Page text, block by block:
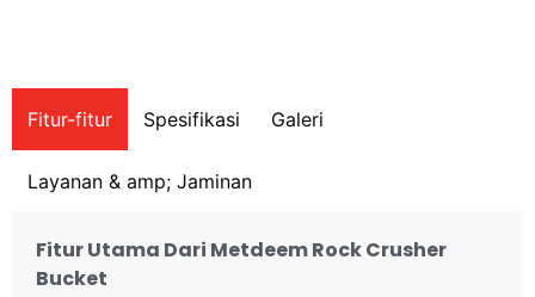
Fitur-fitur Spesifikasi Galeri
Layanan & amp; Jaminan
Fitur Utama Dari Metdeem Rock Crusher
Bucket